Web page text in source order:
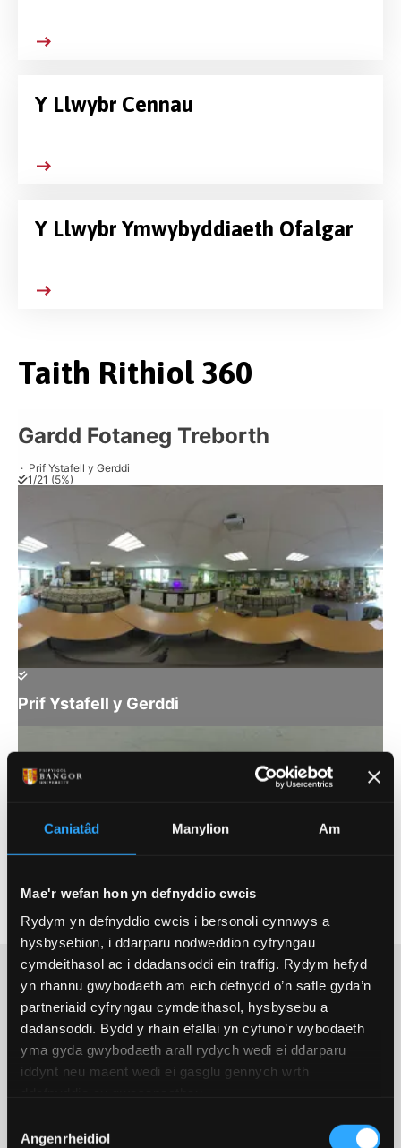
Caniatâd Manylion Am
Mae'r wefan hon yn defnyddio cwcis
Rydym yn defnyddio cwcis i bersonoli cynnwys a
hysbysebion, i ddarparu nodweddion cyfryngau
cymdeithasol ac i ddadansoddi ein traffig. Rydym hefyd
yn rhannu gwybodaeth am eich defnydd o’n safle gyda’n
partneriaid cyfryngau cymdeithasol, hysbysebu a
dadansoddi. Bydd y rhain efallai yn cyfuno’r wybodaeth
yma gyda gwybodaeth arall rydych wedi ei ddarparu
iddynt neu maent wedi ei gasglu gennych wrth
Caniatâd
Angenrheidiol
Y Llwybr Cennau
Y Llwybr Ymwybyddiaeth Ofalgar
Taith Rithiol 360
Disgrifiad o'r daith 360 a mwy o
Projectau Cadwraeth
Planhigion
Mae cadwraeth wrth wraidd popeth a wnawn yma